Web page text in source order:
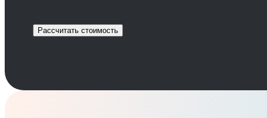
Рассчитать стоимость